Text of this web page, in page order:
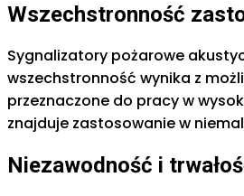
Wszechstronność
Sygnalizatory pożarowe
wszechstronność wynika z
przeznaczone do pracy w
znajduje zastosowanie w
Niezawodność i